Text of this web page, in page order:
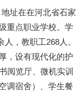
址在在河北省石家
重点职业学校。学
，教职工268人。
，设有现代化的护
阅览厅、微机实训
调宿舍）、学生餐